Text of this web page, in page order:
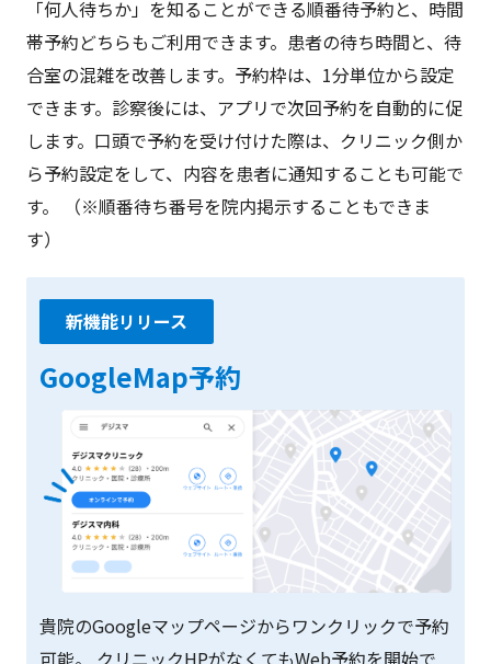
「何人待ちか」を知ることができる順番待予約と、時間
帯予約どちらもご利用できます。患者の待ち時間と、待
合室の混雑を改善します。予約枠は、1分単位から設定
できます。診察後には、アプリで次回予約を自動的に促
します。口頭で予約を受け付けた際は、クリニック側か
ら予約設定をして、内容を患者に通知することも可能で
す。 （※順番待ち番号を院内掲示することもできま
す）
新機能リリース
GoogleMap予約
貴院のGoogleマップページからワンクリックで予約
可能。 クリニックHPがなくてもWeb予約を開始で